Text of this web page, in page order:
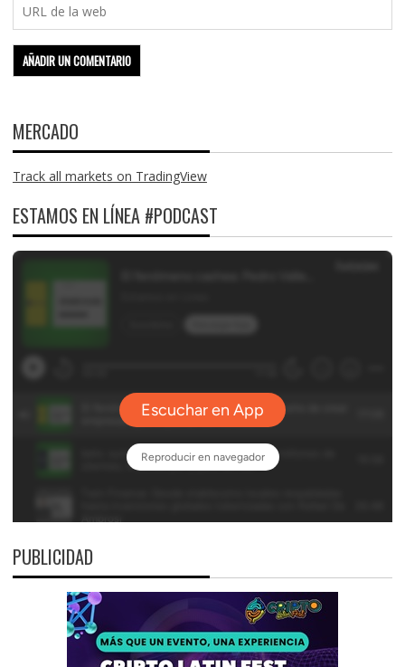
MERCADO
Track all markets on TradingView
ESTAMOS EN LÍNEA #PODCAST
PUBLICIDAD